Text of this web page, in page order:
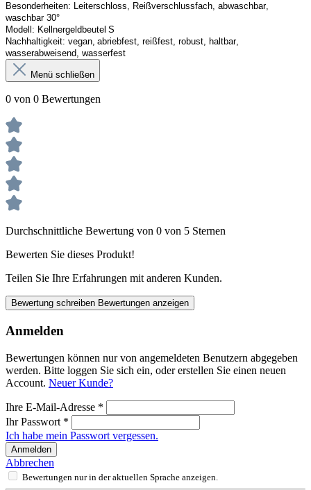
Besonderheiten: Leiterschloss, Reißverschlussfach, abwaschbar,
waschbar 30°
Modell: Kellnergeldbeutel S
Nachhaltigkeit: vegan, abriebfest, reißfest, robust, haltbar,
wasserabweisend, wasserfest
Menü schließen
0 von 0 Bewertungen
Durchschnittliche Bewertung von 0 von 5 Sternen
Bewerten Sie dieses Produkt!
Teilen Sie Ihre Erfahrungen mit anderen Kunden.
Bewertung schreiben Bewertungen anzeigen
Anmelden
Bewertungen können nur von angemeldeten Benutzern abgegeben
werden. Bitte loggen Sie sich ein, oder erstellen Sie einen neuen
Account. Neuer Kunde?
Ihre E-Mail-Adresse *
Ihr Passwort *
Ich habe mein Passwort vergessen.
Anmelden
Abbrechen
Bewertungen nur in der aktuellen Sprache anzeigen.